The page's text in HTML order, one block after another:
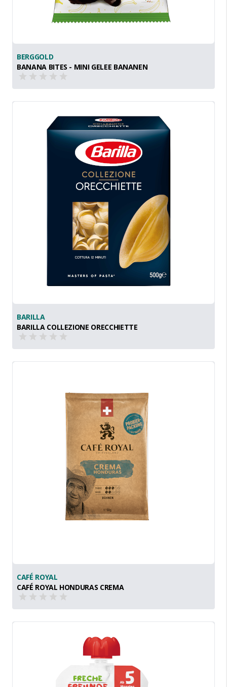
BERGGOLD
BANANA BITES - MINI GELEE BANANEN
BARILLA
BARILLA COLLEZIONE ORECCHIETTE
CAFÉ ROYAL
CAFÉ ROYAL HONDURAS CREMA